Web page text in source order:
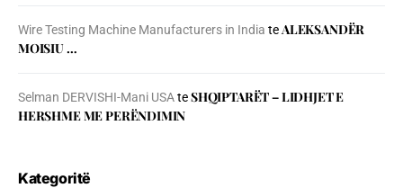
Wire Testing Machine Manufacturers in India teALEKSANDËR
MOISIU …
Selman DERVISHI-Mani USAteSHQIPTARËT – LIDHJET E
HERSHME ME PERËNDIMIN
Kategoritë